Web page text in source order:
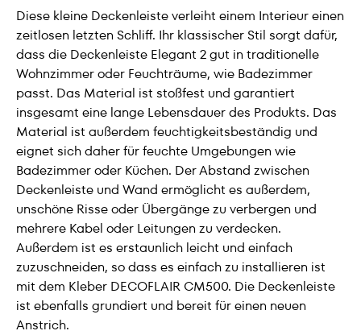
Diese kleine Deckenleiste verleiht einem Interieur einen
zeitlosen letzten Schliff. Ihr klassischer Stil sorgt dafür,
dass die Deckenleiste Elegant 2 gut in traditionelle
Wohnzimmer oder Feuchträume, wie Badezimmer
passt. Das Material ist stoßfest und garantiert
insgesamt eine lange Lebensdauer des Produkts. Das
Material ist außerdem feuchtigkeitsbeständig und
eignet sich daher für feuchte Umgebungen wie
Badezimmer oder Küchen. Der Abstand zwischen
Deckenleiste und Wand ermöglicht es außerdem,
unschöne Risse oder Übergänge zu verbergen und
mehrere Kabel oder Leitungen zu verdecken.
Außerdem ist es erstaunlich leicht und einfach
zuzuschneiden, so dass es einfach zu installieren ist
mit dem Kleber DECOFLAIR CM500. Die Deckenleiste
ist ebenfalls grundiert und bereit für einen neuen
Anstrich.